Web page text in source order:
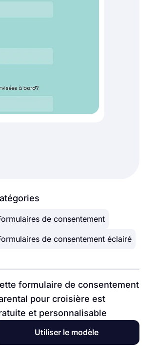
de consentement
de consentement éclairé
formulaire de consentement
pour croisière est
et personnalisable
Utiliser le modèle